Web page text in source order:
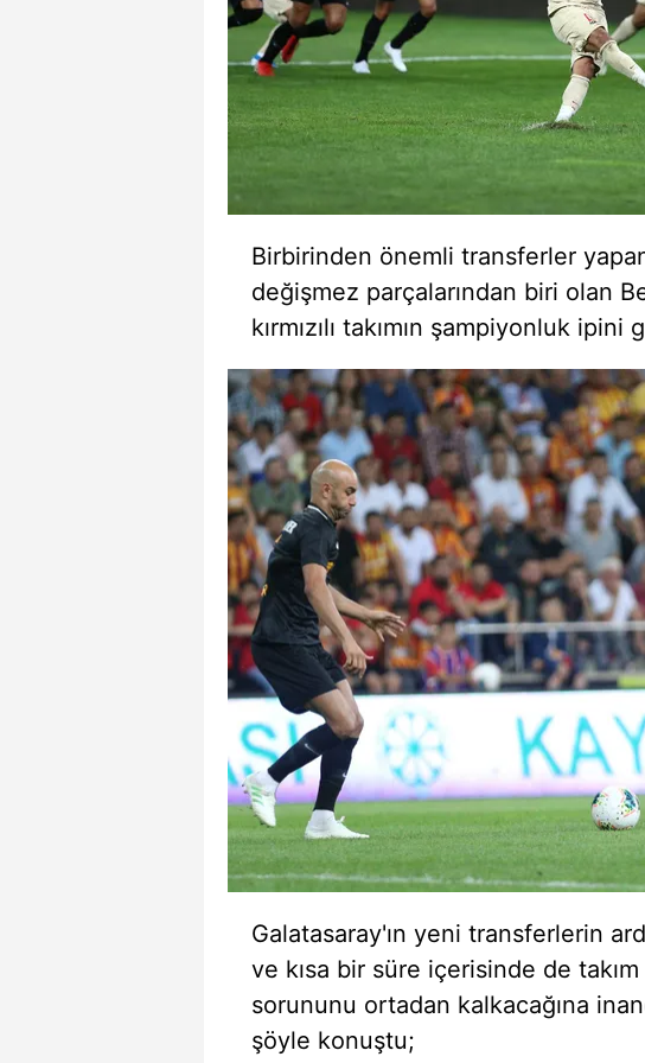
mevzuata uygun olarak kullanılan
Birbirinden önemli transferler
değişmez parçalarından biri olan
kırmızılı takımın şampiyonluk
Galatasaray'ın yeni transferlerin
ve kısa bir süre içerisinde de
sorununu ortadan kalkacağına
şöyle konuştu;